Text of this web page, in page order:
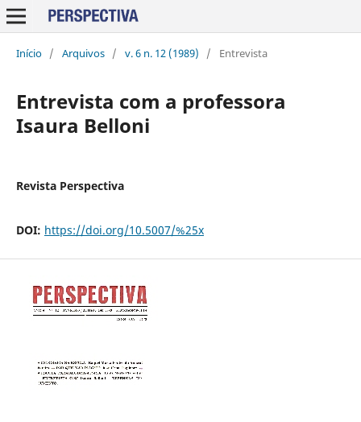
Início / Arquivos / v. 6 n. 12 (1989) / Entrevista
Entrevista com a professora
Isaura Belloni
Revista Perspectiva
DOI: https://doi.org/10.5007/%25x